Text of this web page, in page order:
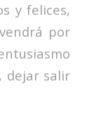
y felices,
por
dejar salir